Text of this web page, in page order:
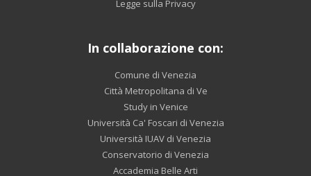
Legge sulla Privacy
In collaborazione con:
Comune di Venezia
Città Metropolitana di Ve
Study in Venice
Università Ca' Foscari di Venezia
Università IUAV di Venezia
Conservatorio di Venezia
Accademia Belle Arti